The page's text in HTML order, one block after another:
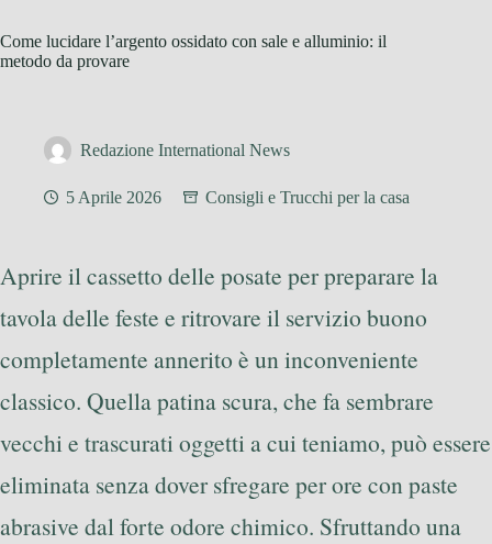
Come lucidare l’argento ossidato con sale e alluminio: il
metodo da provare
Redazione International News
5 Aprile 2026 Consigli e Trucchi per la casa
Aprire il cassetto delle posate per preparare la
tavola delle feste e ritrovare il servizio buono
completamente annerito è un inconveniente
classico. Quella patina scura, che fa sembrare
vecchi e trascurati oggetti a cui teniamo, può essere
eliminata senza dover sfregare per ore con paste
abrasive dal forte odore chimico. Sfruttando una